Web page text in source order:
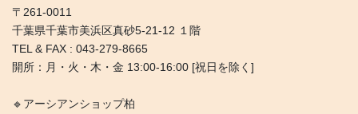
〒261-0011
千葉県千葉市美浜区真砂5-21-12 １階
TEL & FAX : 043-279-8665
開所：月・火・木・金 13:00-16:00 [祝日を除く]
🔹アーシアンショップ柏